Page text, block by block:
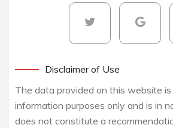
Disclaimer of Use
The data provided on this website
information purposes only and is in
does not constitute a